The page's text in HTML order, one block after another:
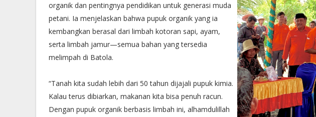
organik dan pentingnya pendidikan untuk generasi muda
petani. Ia menjelaskan bahwa pupuk organik yang ia
kembangkan berasal dari limbah kotoran sapi, ayam,
serta limbah jamur—semua bahan yang tersedia
melimpah di Batola.
“Tanah kita sudah lebih dari 50 tahun dijajali pupuk kimia.
Kalau terus dibiarkan, makanan kita bisa penuh racun.
Dengan pupuk organik berbasis limbah ini, alhamdulillah